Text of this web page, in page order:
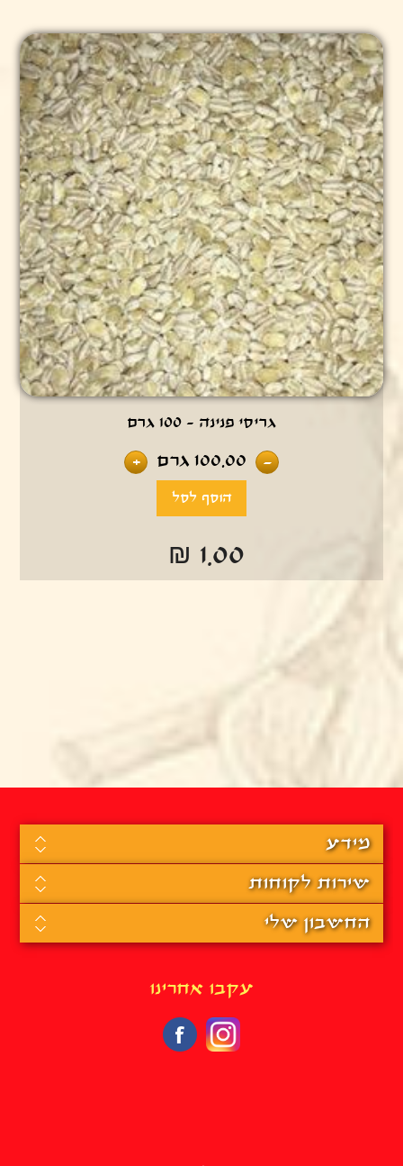
גריסי פנינה - 100 גרם
-
100.00 גרם +
₪ 1.00
מידע
שירות לקוחות
החשבון שלי
עקבו אחרינו